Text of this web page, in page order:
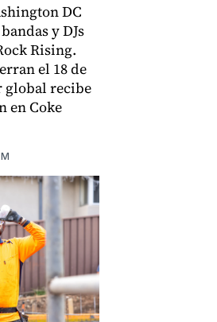
DC
y DJs
Rising.
el 18 de
global recibe
en Coke